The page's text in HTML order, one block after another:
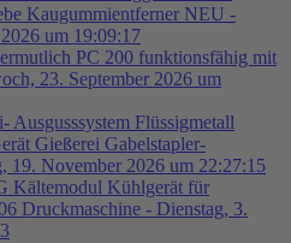
Kaugummientferner NEU -
um 19:09:17
PC 200 funktionsfähig mit
23. September 2026 um
Ausgusssystem Flüssigmetall
Gießerei Gabelstapler-
19. November 2026 um 22:27:15
Kältemodul Kühlgerät für
Druckmaschine - Dienstag, 3.